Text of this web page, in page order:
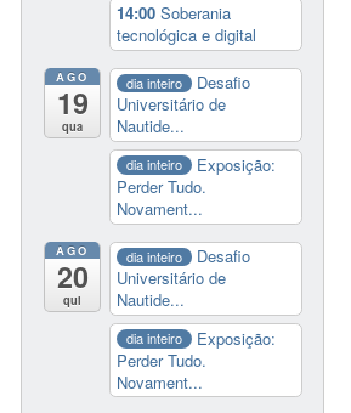
14:00Soberania
tecnológica e digital
AGO
19
qua
dia inteiro
Desafio
Universitário de
Nautide...
dia inteiro
Exposição:
Perder Tudo.
Novament...
AGO
20
qui
dia inteiro
Desafio
Universitário de
Nautide...
dia inteiro
Exposição:
Perder Tudo.
Novament...